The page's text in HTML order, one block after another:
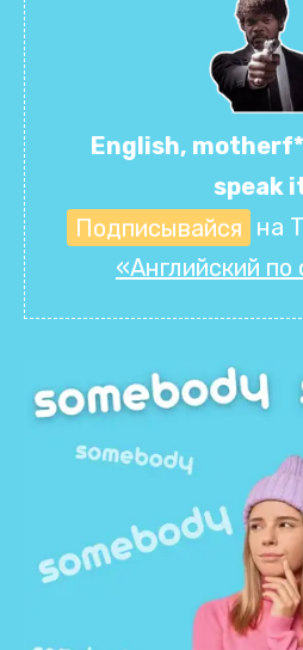
English,
speak
Подписывайся на
«Английский